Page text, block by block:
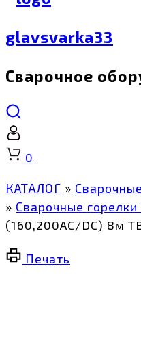
glavsvarka33
Сварочное
Корзина
0
КАТАЛОГ »
» Сварочные горелки
(160,200AC/DC) 8м
Печать